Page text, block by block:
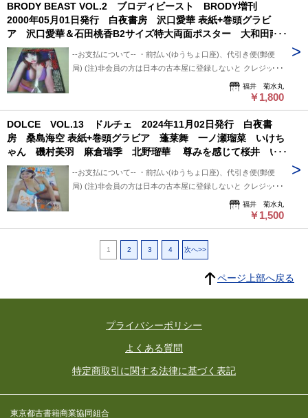
用、日・祭日かかる場合は 祭日明け発送になります。 ※※※
追跡番号は発送前にお知らせ致します。 追跡番号から荷物の
配送状況確認できます。 --保管期間について-- 此方から連絡
後、5日間保管しています。 5日間内、購入手続き頂ければ幸
いです。 5日過ぎましても手続き頂けない場合は キャンセル
ものとご理解/ご了承のうえ、 購入ご検討頂ければ幸いです。
--送料について-- ・レターパックライト 430円 ※追跡番号あ
り+保証なし+ポスト投函 ・レターパックプラス 600円 ※追
・クロネコ便 送料は地方により変わります。 (下記紹介部分
に送料記載あり) ※曜日・時間指定ご希望の場合 ※※郵便局
+クロネコ営業所留め置き可能です。 --発送について-- 振込確
認後、2～3日以内で発送致します。 ※郵便局ご利用の場合、
用、日・祭日かかる場合は 祭日明け発送になります。 ※※※
追跡番号は発送前にお知らせ致します。 追跡番号から荷物の
配送状況確認できます。 --保管期間について-- 此方から連絡
後、5日間保管しています。 5日間内、購入手続き頂ければ幸
いです。 5日過ぎましても手続き頂けない場合は キャンセル
BRODY BEAST VOL.2 ブロディビースト BRODY増刊
2000年05月01日発行 白夜書房 沢口愛華 表紙+巻頭グラビ
ア 沢口愛華＆石田桃香B2サイズ特大両面ポスター 大和田南
那 安倍乙 吉田莉桜 大石絵理 大久保桜子 北向珠夕 高崎
かなみ 源藤アンリ 安藤咲桜 志田友美 清水綾乃 脇田穂乃
香 石田桃香
--お支払について-- ・前払い(ゆうちょ口座)、代引き便(郵便
局) (注)非会員の方は日本の古本屋に登録しないと クレジット
決済利用出来ないと思います。 非会員の方は支払い方法を
「振込み」または「代金引換」でご利用下さい。 --状態につい
て-- 中古品ですので痛み (傷/汚れ/折れ/破れ/使用感等)は ある
ものとご理解/ご了承のうえ、 購入ご検討頂ければ幸いです。
--送料について-- ・レターパックライト 430円 ※追跡番号あ
り+保証なし+ポスト投函 ・レターパックプラス 600円 ※追
・クロネコ便 送料は地方により変わります。 (下記紹介部分
に送料記載あり) ※曜日・時間指定ご希望の場合 ※※郵便局
+クロネコ営業所留め置き可能です。 --発送について-- 振込確
認後、2～3日以内で発送致します。 ※郵便局ご利用の場合、
用、日・祭日かかる場合は 祭日明け発送になります。 ※※※
追跡番号は発送前にお知らせ致します。 追跡番号から荷物の
配送状況確認できます。 --保管期間について-- 此方から連絡
後、5日間保管しています。 5日間内、購入手続き頂ければ幸
いです。 5日過ぎましても手続き頂けない場合は キャンセル
福井 菊水丸
￥1,800
DOLCE VOL.13 ドルチェ 2024年11月02日発行 白夜書
房 桑島海空 表紙+巻頭グラビア 蓬莱舞 一ノ瀬瑠菜 いけち
ゃん 磯村美羽 麻倉瑞季 北野瑠華 尊みを感じて桜井 い
くみ こまめ 澄田綾乃
--お支払について-- ・前払い(ゆうちょ口座)、代引き便(郵便
局) (注)非会員の方は日本の古本屋に登録しないと クレジット
決済利用出来ないと思います。 非会員の方は支払い方法を
「振込み」または「代金引換」でご利用下さい。 --状態につい
て-- 中古品ですので痛み (傷/汚れ/折れ/破れ/使用感等)は ある
ものとご理解/ご了承のうえ、 購入ご検討頂ければ幸いです。
--送料について-- ・レターパックライト 430円 ※追跡番号あ
跡番号あり+保証なし+対面受け取り (押印またはサイン必要)
+クロネコ営業所留め置き可能です。 --発送について-- 振込確
平日のみ、 クロネコ便は常時発送可能。 ※※郵便局発送ご利
用、日・祭日かかる場合は 祭日明け発送になります。 ※※※
追跡番号は発送前にお知らせ致します。 追跡番号から荷物の
福井 菊水丸
￥1,500
1 2 3 4 次へ>>
ページ上部へ戻る
プライバシーポリシー
よくある質問
特定商取引に関する法律に基づく表記
東京都古書籍商業協同組合